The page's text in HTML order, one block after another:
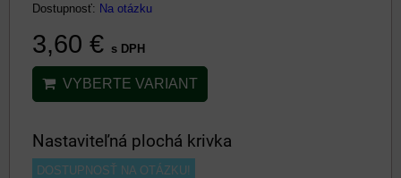
Dostupnosť: Na otázku
3,60 € s DPH
VYBERTE VARIANT
Nastaviteľná plochá krivka
DOSTUPNOSŤ NA OTÁZKU!